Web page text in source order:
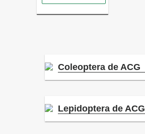
Coleoptera de ACG
Lepidoptera de ACG